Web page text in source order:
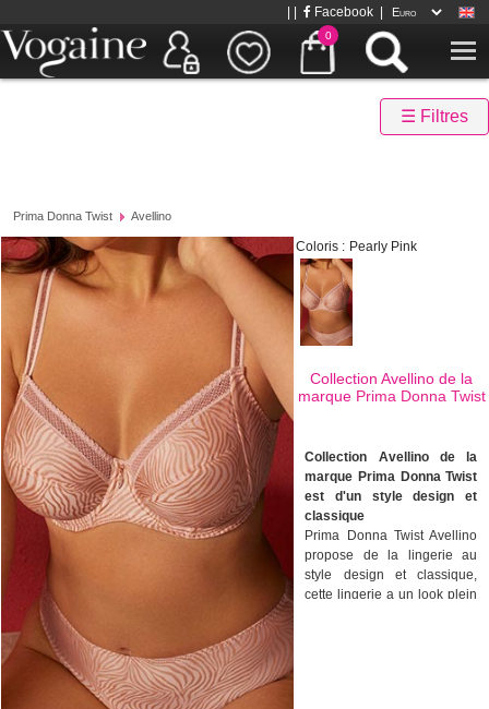
0
Facebook
☰ Filtres
Prima Donna Twist Avellino
Coloris : Pearly Pink
Collection Avellino de la
marque Prima Donna Twist
Collection Avellino de la
marque Prima Donna Twist
est d'un style design et
classique
Prima Donna Twist Avellino
propose de la lingerie au
style design et classique,
cette lingerie a un look plein